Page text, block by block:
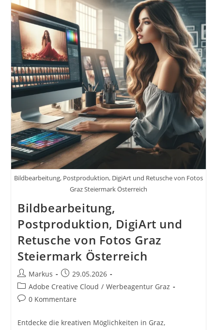
Bildbearbeitung
Compositing
Adobe
Photoshop
Inkl.
10
Tipps
Bildbearbeitung, Postproduktion, DigiArt und Retusche von Fotos
Graz Steiermark Österreich
Bildbearbeitung,
Postproduktion, DigiArt und
Retusche von Fotos Graz
Steiermark Österreich
Beitrags-
Autor:
Markus
Beitrag
veröffentlicht:
29.05.2026
Beitrags-
Kategorie:
Adobe Creative Cloud / Werbeagentur Graz
Beitrags-
0 Kommentare
Entdecke die kreativen Möglichkeiten in Graz,